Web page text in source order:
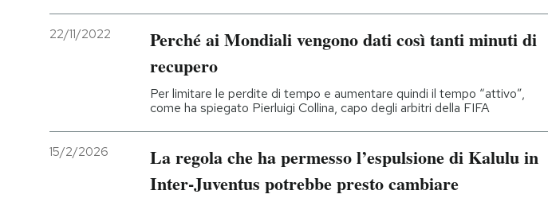
22/11/2022
Perché ai Mondiali vengono dati così tanti minuti di
recupero
Per limitare le perdite di tempo e aumentare quindi il tempo “attivo”,
come ha spiegato Pierluigi Collina, capo degli arbitri della FIFA
15/2/2026
La regola che ha permesso l’espulsione di Kalulu in
Inter-Juventus potrebbe presto cambiare